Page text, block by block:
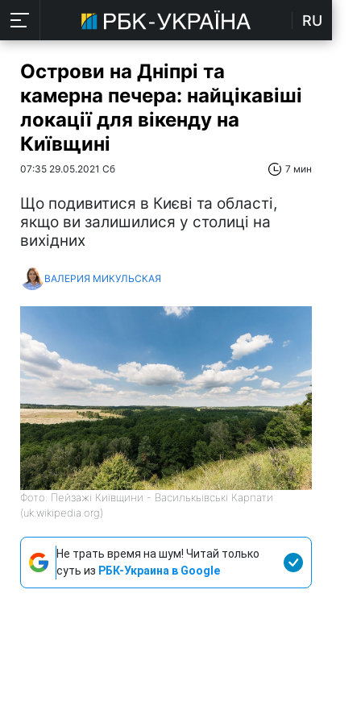
RU
Острови на Дніпрі та
камерна печера: найцікавіші
локації для вікенду на
Київщині
07:35 29.05.2021 Сб 7 мин
Що подивитися в Києві та області,
якщо ви залишилися у столиці на
вихідних
ВАЛЕРИЯ МИКУЛЬСКАЯ
Фото: Пейзажі Київщини - Василькьівські Карпати
(uk.wikipedia.org)
Не трать время на шум! Читай только
суть из РБК-Украина в Google